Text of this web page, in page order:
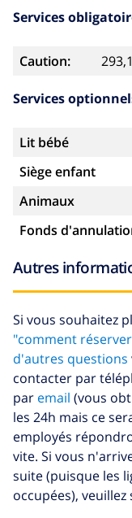
Services
Caution:
Services
Lit bébé
Siège enfant
Animaux
Fonds
Autres
Si vous souhaitez
"comment
d'autres questions
contacter par
par email (vous
les 24h mais ce
employés
vite. Si vous
suite (puisque les
occupées),